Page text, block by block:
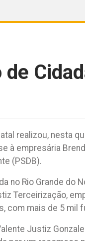
realizou, nesta
à empresária
(PSDB).
no Rio Grande do
Terceirização,
com mais de 5 mil
Justiz